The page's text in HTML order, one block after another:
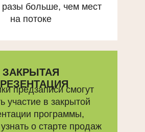
больше, чем мест
на потоке
ЗАКРЫТАЯ
предзаписи смогут
участие в закрытой
программы,
о старте продаж